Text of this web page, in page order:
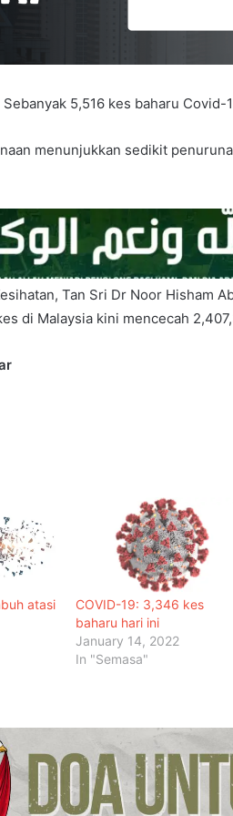
Sebanyak 5,516 kes baharu
menunjukkan sedikit
Tan Sri Dr Noor Hisham
di Malaysia kini mencecah
atasi
COVID-19: 3,346 kes
baharu hari ini
January 14, 2022
In "Semasa"